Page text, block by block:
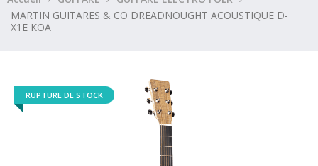
MARTIN GUITARES & CO DREADNOUGHT ACOUSTIQUE D-
X1E KOA
RUPTURE DE STOCK